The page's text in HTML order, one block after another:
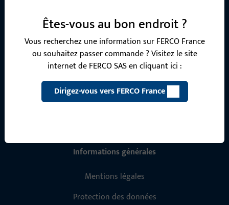
nos produits, applications et projets. N'hésitez pas à nous
contacter par téléphone ou par e-mail.
Contactez-nous
Appelez-nous
Êtes-vous au bon endroit ?
Vous recherchez une information sur FERCO France
ou souhaitez passer commande ? Visitez le site
internet de FERCO SAS en cliquant ici :
Dirigez-vous vers FERCO France
Informations générales
Mentions légales
Protection des données